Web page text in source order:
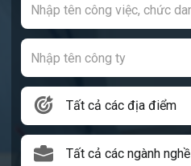
Tất cả các địa điểm
Tất cả các ngành nghề